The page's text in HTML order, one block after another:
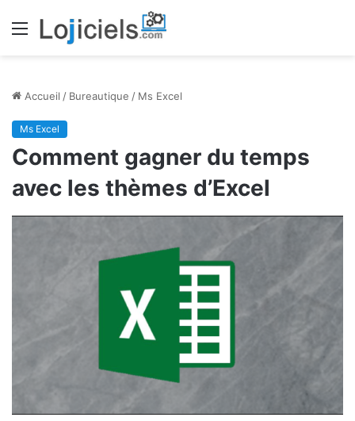
Menu
Accueil / Bureautique / Ms Excel
Ms Excel
Comment gagner du temps
avec les thèmes d’Excel